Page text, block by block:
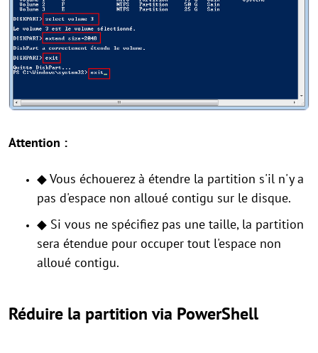
Attention :
◆ Vous échouerez à étendre la partition s'il n'y a
pas d'espace non alloué contigu sur le disque.
◆ Si vous ne spécifiez pas une taille, la partition
sera étendue pour occuper tout l'espace non
alloué contigu.
Réduire la partition via PowerShell